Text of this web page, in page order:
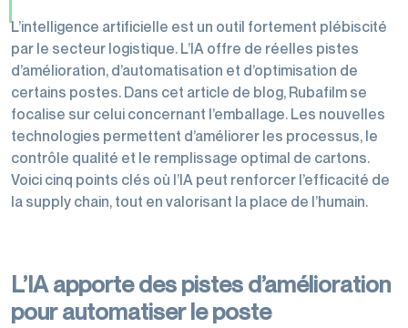
L’intelligence artificielle est un outil fortement plébiscité
par le secteur logistique. L’IA offre de réelles pistes
d’amélioration, d’automatisation et d’optimisation de
certains postes. Dans cet article de blog, Rubafilm se
focalise sur celui concernant l’emballage. Les nouvelles
technologies permettent d’améliorer les processus, le
contrôle qualité et le remplissage optimal de cartons.
Voici cinq points clés où l’IA peut renforcer l’efficacité de
la supply chain, tout en valorisant la place de l’humain.
L’IA apporte des pistes d’amélioration
pour automatiser le poste